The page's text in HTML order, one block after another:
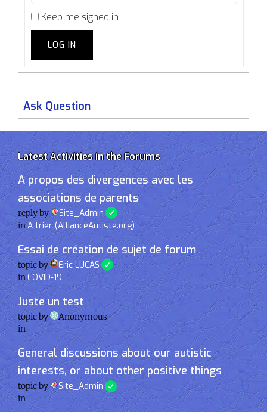
Keep me signed in
LOG IN
Ask Question
Latest Activities in the Forums
A propos des divergences avec les
associations de parents
reply by Site_Admin
inA trier (AllianceAutiste.org)
Essai de création de sujet de forum
topic by Eric LUCAS
inCOVID-19
Juste un test
topic by
Anonymous
in
General discussions about our autistic
interests, or about other positive things
topic by Site_Admin
in